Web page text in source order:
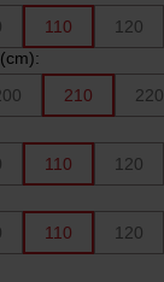
110
120
210
220
110
120
110 120